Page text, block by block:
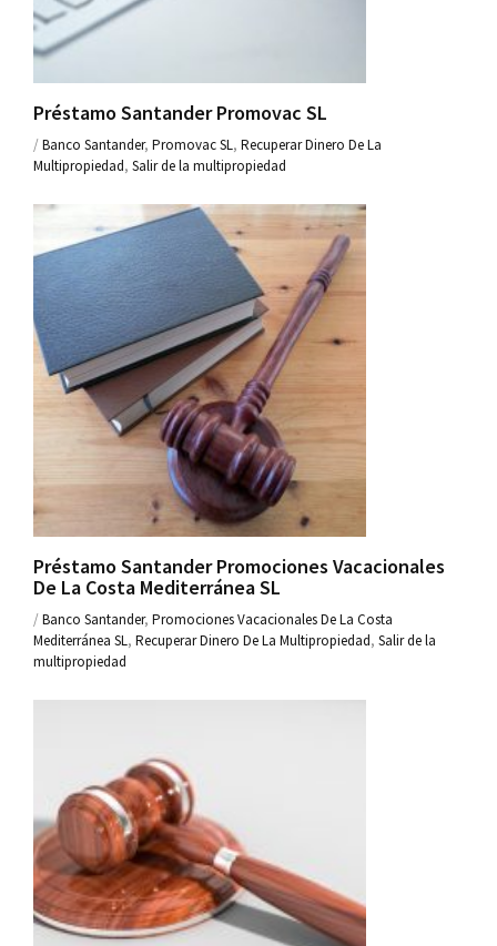
Préstamo Santander Promovac SL
/Banco Santander, Promovac SL, Recuperar Dinero De La
Multipropiedad, Salir de la multipropiedad
Préstamo Santander Promociones Vacacionales
De La Costa Mediterránea SL
/Banco Santander, Promociones Vacacionales De La Costa
Mediterránea SL, Recuperar Dinero De La Multipropiedad, Salir de la
multipropiedad